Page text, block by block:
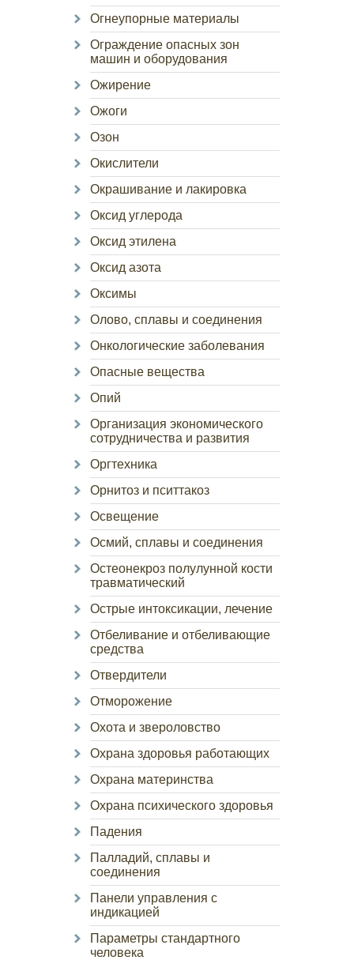
Огнеупорные материалы
Ограждение опасных зон
машин и оборудования
Ожирение
Ожоги
Озон
Окислители
Окрашивание и лакировка
Оксид углерода
Оксид этилена
Оксид азота
Оксимы
Олово, сплавы и соединения
Онкологические заболевания
Опасные вещества
Опий
Организация экономического
сотрудничества и развития
Оргтехника
Орнитоз и пситтакоз
Освещение
Осмий, сплавы и соединения
Остеонекроз полулунной кости
травматический
Острые интоксикации, лечение
Отбеливание и отбеливающие
средства
Отвердители
Отморожение
Охота и звероловство
Охрана здоровья работающих
Охрана материнства
Охрана психического здоровья
Падения
Палладий, сплавы и
соединения
Панели управления с
индикацией
Параметры стандартного
человека